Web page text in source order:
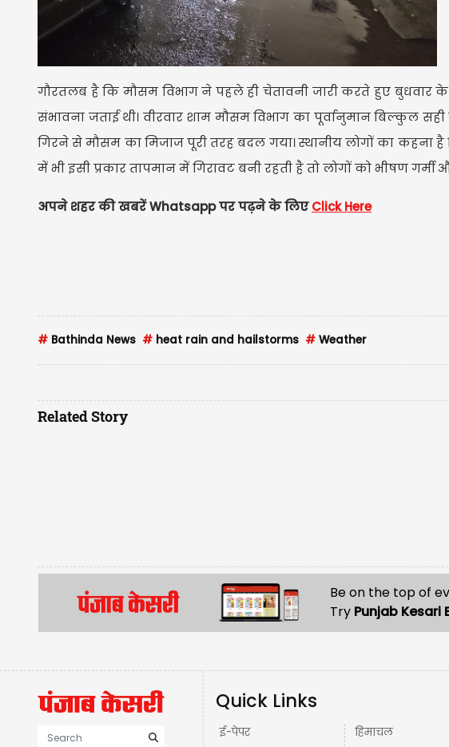
गौरतलब है कि मौसम विभाग ने पहले ही चेतावनी जारी करते हुए बुधवार
संभावना जताई थी। वीरवार शाम मौसम विभाग का पूर्वानुमान बिल्कुल
गिरने से मौसम का मिजाज पूरी तरह बदल गया। स्थानीय लोगों का कहना
में भी इसी प्रकार तापमान में गिरावट बनी रहती है तो लोगों को भीषण
अपने शहर की खबरें Whatsapp पर पढ़ने के लिएClick Here
# Bathinda News # heat rain and hailstorms # Weather
Related Story
Be on the top of
Quick Links